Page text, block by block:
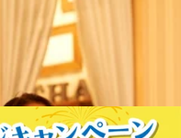
オ葛西店のサトウです。皆さ
んぱく質は筋肉、骨、肌、
モグロビンなど）、ホルモ